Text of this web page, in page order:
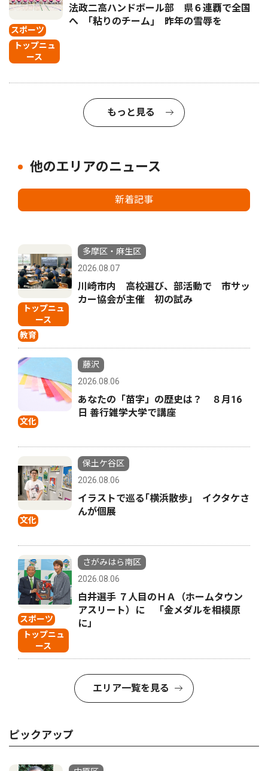
スポーツ
トップニュ
ース
法政二高ハンドボール部 県６連覇で全国
へ ｢粘りのチーム｣ 昨年の雪辱を
もっと見る
他のエリアのニュース
新着記事
トップニュ
ース
教育
多摩区・麻生区
2026.08.07
川崎市内 高校選び、部活動で 市サッ
カー協会が主催 初の試み
文化
藤沢
2026.08.06
あなたの「苗字」の歴史は？ ８月16
日 善行雑学大学で講座
文化
保土ケ谷区
2026.08.06
イラストで巡る｢横浜散歩｣ イクタケさ
んが個展
スポーツ
トップニュ
ース
さがみはら南区
2026.08.06
白井選手 ７人目のＨＡ（ホームタウン
アスリート）に 「金メダルを相模原
に」
エリア一覧を見る
ピックアップ